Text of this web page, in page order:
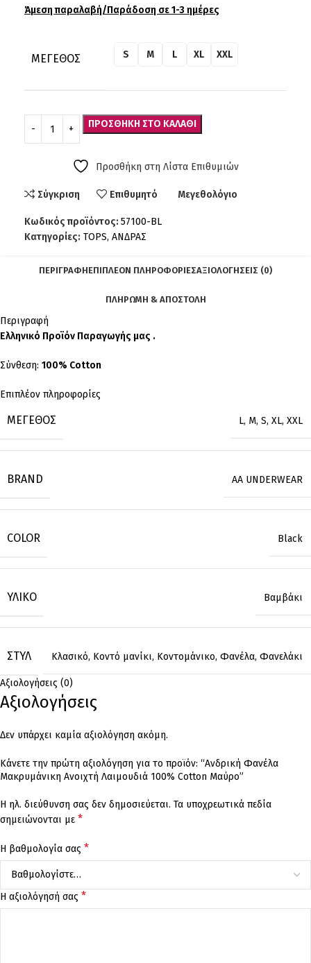
Άμεση παραλαβή/Παράδοση σε 1-3 ημέρες
ΜΈΓΕΘΟΣ S M L XL XXL
ΠΡΟΣΘΉΚΗ ΣΤΟ ΚΑΛΆΘΙ
Προσθήκη στη Λίστα Επιθυμιών
Σύγκριση Επιθυμητό Μεγεθολόγιο
Κωδικός προϊόντος: 57100-BL
Κατηγορίες: TOPS, ΑΝΔΡΑΣ
ΠΕΡΙΓΡΑΦΉΕΠΙΠΛΈΟΝ ΠΛΗΡΟΦΟΡΊΕΣΑΞΙΟΛΟΓΉΣΕΙΣ (0)
ΠΛΗΡΩΜΗ & ΑΠΟΣΤΟΛΗ
Περιγραφή
Ελληνικό Προϊόν Παραγωγής μας .
Σύνθεση: 100% Cotton
Επιπλέον πληροφορίες
ΜΈΓΕΘΟΣ L, M, S, XL, XXL
BRAND AA UNDERWEAR
COLOR Black
ΥΛΙΚΌ Βαμβάκι
ΣΤΥΛ Κλασικό, Κοντό μανίκι, Κοντομάνικο, Φανέλα, Φανελάκι
Αξιολογήσεις (0)
Αξιολογήσεις
Δεν υπάρχει καμία αξιολόγηση ακόμη.
Κάνετε την πρώτη αξιολόγηση για το προϊόν: “Ανδρική Φανέλα
Μακρυμάνικη Ανοιχτή Λαιμουδιά 100% Cotton Μαύρο”
Η ηλ. διεύθυνση σας δεν δημοσιεύεται. Τα υποχρεωτικά πεδία
σημειώνονται με *
Η βαθμολογία σας *
Η αξιολόγησή σας *